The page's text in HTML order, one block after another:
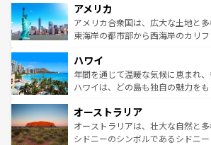
ンツ一覧を参照してほしい。
の建物がそのまま残る町や、スイス
博物館もあり、アルプス観光だけで
ことができる。国民の所得が高い
ば市内交通費無料で観光を楽しむこともで
着のスイス情報はコンテンツ一覧
アメリカ
アメリカ合衆国は、広大な土地と多
東海岸の都市部から西海岸のカリ
のような巨大都市は、観光、ショッ
ンメントが詰まった刺激的なスポ
西部には大自然が広がり、グラン
部のニューオーリンズでは、音楽と
文化が魅力。旅行者はアメリカの各
しみながら、その多様性と豊かな
ハワイ
年間を通じて温暖な気候に恵まれ
ハワイは、どの島も独自の魅力を
ワイ島は見逃せない。また、定番の
島だが、静かな自然を求めるならマ
おすすめ。エメラルドグリーンに
オーストラリア
オーストラリアは、壮大な自然と多
シドニーのシンボルであるシドニ